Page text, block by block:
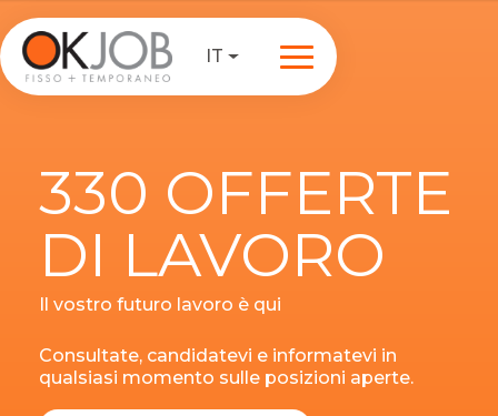
IT
330 OFFERTE
DI LAVORO
Il vostro futuro lavoro è qui
Consultate, candidatevi e informatevi in
qualsiasi momento sulle posizioni aperte.